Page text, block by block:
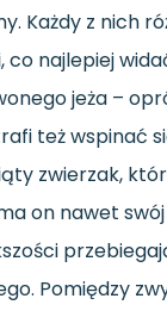
Każdy z nich
co najlepiej
jeża –
też wspinać
zwierzak,
on nawet
Pomiędzy